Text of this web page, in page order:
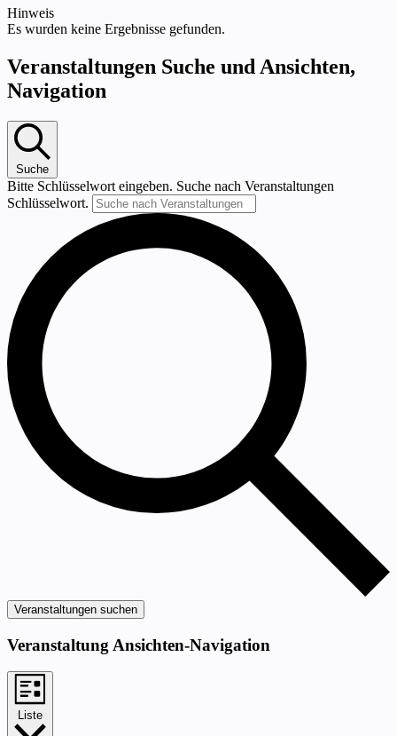
Hinweis
Es wurden keine Ergebnisse gefunden.
Veranstaltungen Suche und Ansichten,
Navigation
Suche
Bitte Schlüsselwort eingeben. Suche nach Veranstaltungen
Schlüsselwort.
Veranstaltungen suchen
Veranstaltung Ansichten-Navigation
Liste